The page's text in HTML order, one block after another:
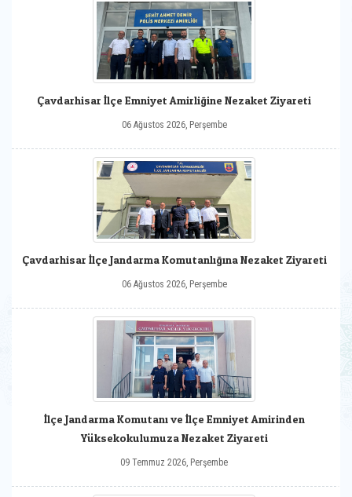
Çavdarhisar İlçe Emniyet Amirliğine Nezaket Ziyareti
06 Ağustos 2026, Perşembe
Çavdarhisar İlçe Jandarma Komutanlığına Nezaket Ziyareti
06 Ağustos 2026, Perşembe
İlçe Jandarma Komutanı ve İlçe Emniyet Amirinden
Yüksekokulumuza Nezaket Ziyareti
09 Temmuz 2026, Perşembe